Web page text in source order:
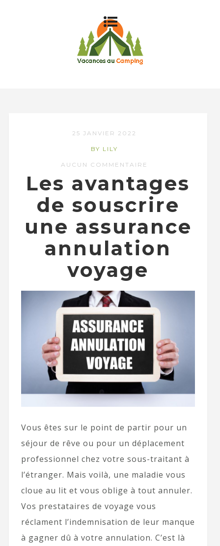
25 JANVIER 2022
BY LILY
AUCUN COMMENTAIRE
Les avantages
de souscrire
une assurance
annulation
voyage
Vous êtes sur le point de partir pour un
séjour de rêve ou pour un déplacement
professionnel chez votre sous-traitant à
l’étranger. Mais voilà, une maladie vous
cloue au lit et vous oblige à tout annuler.
Vos prestataires de voyage vous
réclament l’indemnisation de leur manque
à gagner dû à votre annulation. C’est là